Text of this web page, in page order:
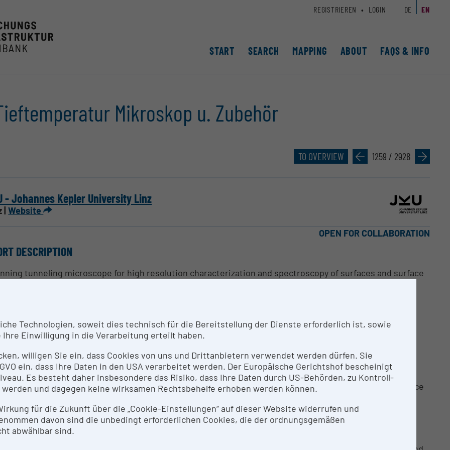
START SEARCH MAPPING ABOUT FAQS & INFO
REGISTRIEREN LOGIN DE EN
Mikroskop u. Zubehör
TO OVERVIEW » 1259 / 2928 »
- Johannes Kepler University Linz
|Website
OPEN FOR COLLABORATION
DESCRIPTION
tunneling microscope for high resolution characterization and spectroscopy of surfaces and surface
Dr. Gunther Springholz
SERVICES
tunneling microscope for high resolution characterization and spectroscopy of surfaces and surface
in the temperature range from 16 to 350 Kelvin.
& EXPERTISE FOR RESEARCH INFRASTRUCTURE
Technologien, soweit dies technisch für die Bereitstellung der Dienste erforderlich ist, sowie
Einwilligung in die Verarbeitung erteilt haben.
willigen Sie ein, dass Cookies von uns und Drittanbietern verwendet werden dürfen. Sie
ein, dass Ihre Daten in den USA verarbeitet werden. Der Europäische Gerichtshof bescheinigt
Es besteht daher insbesondere das Risiko, dass Ihre Daten durch US-Behörden, zu Kontroll-
und dagegen keine wirksamen Rechtsbehelfe erhoben werden können.
für die Zukunft über die „Cookie-Einstellungen“ auf dieser Website widerrufen und
davon sind die unbedingt erforderlichen Cookies, die der ordnungsgemäßen
abwählbar sind.